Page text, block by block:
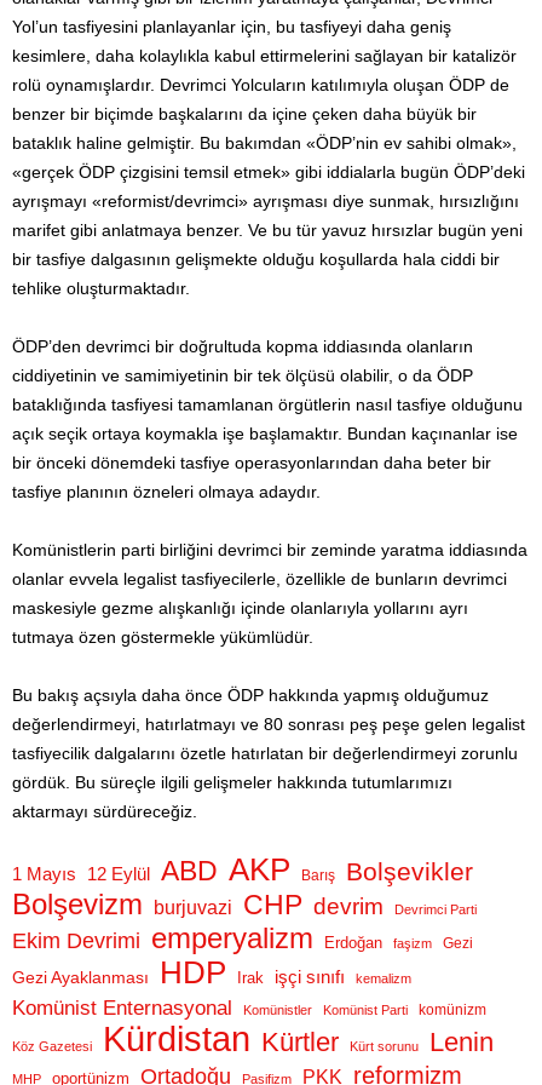
Yol’un tasfiyesini planlayanlar için, bu tasfiyeyi daha geniş
kesimlere, daha kolaylıkla kabul ettirmelerini sağlayan bir katalizör
rolü oynamışlardır. Devrimci Yolcuların katılımıyla oluşan ÖDP de
benzer bir biçimde başkalarını da içine çeken daha büyük bir
bataklık haline gelmiştir. Bu bakımdan «ÖDP’nin ev sahibi olmak»,
«gerçek ÖDP çizgisini temsil etmek» gibi iddialarla bugün ÖDP’deki
ayrışmayı «reformist/devrimci» ayrışması diye sunmak, hırsızlığını
marifet gibi anlatmaya benzer. Ve bu tür yavuz hırsızlar bugün yeni
bir tasfiye dalgasının gelişmekte olduğu koşullarda hala ciddi bir
tehlike oluşturmaktadır.
ÖDP’den devrimci bir doğrultuda kopma iddiasında olanların
ciddiyetinin ve samimiyetinin bir tek ölçüsü olabilir, o da ÖDP
bataklığında tasfiyesi tamamlanan örgütlerin nasıl tasfiye olduğunu
açık seçik ortaya koymakla işe başlamaktır. Bundan kaçınanlar ise
bir önceki dönemdeki tasfiye operasyonlarından daha beter bir
tasfiye planının özneleri olmaya adaydır.
Komünistlerin parti birliğini devrimci bir zeminde yaratma iddiasında
olanlar evvela legalist tasfiyecilerle, özellikle de bunların devrimci
maskesiyle gezme alışkanlığı içinde olanlarıyla yollarını ayrı
tutmaya özen göstermekle yükümlüdür.
Bu bakış açsıyla daha önce ÖDP hakkında yapmış olduğumuz
değerlendirmeyi, hatırlatmayı ve 80 sonrası peş peşe gelen legalist
tasfiyecilik dalgalarını özetle hatırlatan bir değerlendirmeyi zorunlu
gördük. Bu süreçle ilgili gelişmeler hakkında tutumlarımızı
aktarmayı sürdüreceğiz.
1 Mayıs 12 Eylül ABD AKP Barış Bolşevikler
Bolşevizm burjuvazi CHP devrim Devrimci Parti
Ekim Devrimi emperyalizm Erdoğan faşizm Gezi
Gezi Ayaklanması HDP Irak işçi sınıfı kemalizm
Komünist Enternasyonal Komünistler Komünist Parti komünizm
Köz Gazetesi Kürdistan Kürtler Kürt sorunu Lenin
MHP oportünizm Ortadoğu Pasifizm PKK reformizm